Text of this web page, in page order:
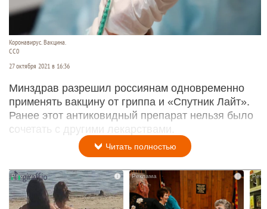
Коронавирус. Вакцина.
CC0
27 октября 2021 в 16:36
Минздрав разрешил россиянам одновременно
применять вакцину от гриппа и «Спутник Лайт».
Ранее этот антиковидный препарат нельзя было
сочетать с другими лекарствами.
Читать полностью
i